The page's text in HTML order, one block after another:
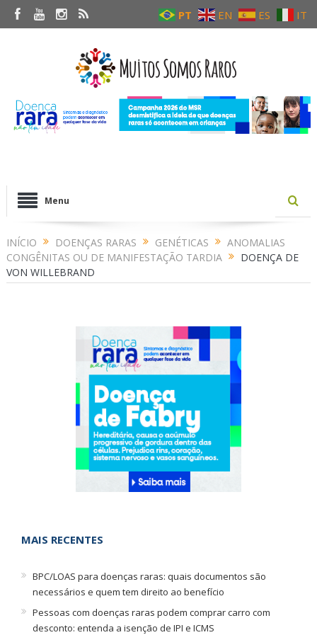
PT EN ES IT
Menu
INÍCIO DOENÇAS RARAS GENÉTICAS
ANOMALIAS
CONGÊNITAS OU DE MANIFESTAÇÃO TARDIA
DOENÇA DE
VON WILLEBRAND
MAIS RECENTES
BPC/LOAS para doenças raras: quais documentos são
necessários e quem tem direito ao benefício
Pessoas com doenças raras podem comprar carro com
desconto: entenda a isenção de IPI e ICMS